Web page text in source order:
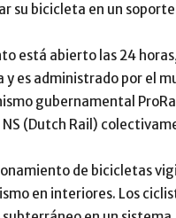
su bicicleta en un
está abierto las 24
y es administrado por el
gubernamental
(Dutch Rail)
de bicicletas
en interiores. Los